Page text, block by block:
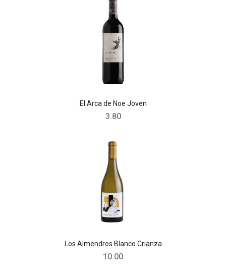
El Arca de Noe Joven
3.80
Los Almendros Blanco Crianza
10.00